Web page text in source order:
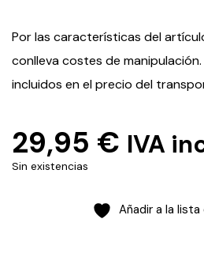
Por las características del
conlleva costes de
incluidos en el precio del
29,95 € IVA
Sin existencias
Añadir a la